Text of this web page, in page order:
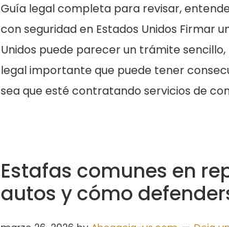
Guía legal completa para revisar,
con seguridad en Estados Unidos Firmar
Unidos puede parecer un trámite
legal importante que puede tener
sea que esté contratando servicios de
Estafas comunes en
autos y cómo